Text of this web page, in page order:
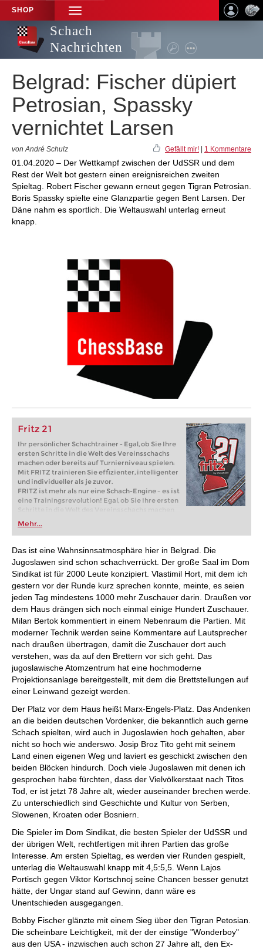
SHOP
TOGGLE
NAVIGATION
Schach
Nachrichten
Belgrad: Fischer düpiert
Petrosian, Spassky
vernichtet Larsen
von André Schulz Gefällt mir! 1 Kommentare
01.04.2020 – Der Wettkampf zwischen der UdSSR und dem
Rest der Welt bot gestern einen ereignisreichen zweiten
Spieltag. Robert Fischer gewann erneut gegen Tigran Petrosian.
Boris Spassky spielte eine Glanzpartie gegen Bent Larsen. Der
Däne nahm es sportlich. Die Weltauswahl unterlag erneut
knapp.
Fritz 21
Ihr persönlicher Schachtrainer - Egal, ob Sie Ihre
ersten Schritte in die Welt des Vereinsschachs
machen oder bereits auf Turnierniveau spielen:
Mit FRITZ trainieren Sie effizienter, intelligenter
und individueller als je zuvor.
FRITZ ist mehr als nur eine Schach-Engine – es ist
eine Trainingsrevolution! Egal, ob Sie Ihre ersten
Schritte in die Welt des Vereinsschachs machen
oder bereits auf Turnierniveau spielen: Mit
FRITZ trainieren Sie effizienter, intelligenter und
individueller als je zuvor.
Mehr...
Das ist eine Wahnsinnsatmosphäre hier in Belgrad. Die
Jugoslawen sind schon schachverrückt. Der große Saal im Dom
Sindikat ist für 2000 Leute konzipiert. Vlastimil Hort, mit dem ich
gestern vor der Runde kurz sprechen konnte, meinte, es seien
jeden Tag mindestens 1000 mehr Zuschauer darin. Draußen vor
dem Haus drängen sich noch einmal einige Hundert Zuschauer.
Milan Bertok kommentiert in einem Nebenraum die Partien. Mit
moderner Technik werden seine Kommentare auf Lautsprecher
nach draußen übertragen, damit die Zuschauer dort auch
verstehen, was da auf den Brettern vor sich geht. Das
jugoslawische Atomzentrum hat eine hochmoderne
Projektionsanlage bereitgestellt, mit dem die Brettstellungen auf
einer Leinwand gezeigt werden.
Der Platz vor dem Haus heißt Marx-Engels-Platz. Das Andenken
an die beiden deutschen Vordenker, die bekanntlich auch gerne
Schach spielten, wird auch in Jugoslawien hoch gehalten, aber
nicht so hoch wie anderswo. Josip Broz Tito geht mit seinem
Land einen eigenen Weg und laviert es geschickt zwischen den
beiden Blöcken hindurch. Doch viele Jugoslawen mit denen ich
gesprochen habe fürchten, dass der Vielvölkerstaat nach Titos
Tod, er ist jetzt 78 Jahre alt, wieder auseinander brechen werde.
Zu unterschiedlich sind Geschichte und Kultur von Serben,
Slowenen, Kroaten oder Bosniern.
Die Spieler im Dom Sindikat, die besten Spieler der UdSSR und
der übrigen Welt, rechtfertigen mit ihren Partien das große
Interesse. Am ersten Spieltag, es werden vier Runden gespielt,
unterlag die Weltauswahl knapp mit 4,5:5,5. Wenn Lajos
Portisch gegen Viktor Kortschnoj seine Chancen besser genutzt
hätte, der Ungar stand auf Gewinn, dann wäre es
Unentschieden ausgegangen.
Bobby Fischer glänzte mit einem Sieg über den Tigran Petosian.
Die scheinbare Leichtigkeit, mit der der einstige "Wonderboy"
aus den USA - inzwischen auch schon 27 Jahre alt, den Ex-